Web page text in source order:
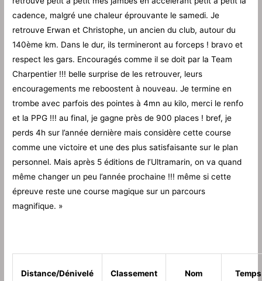
cadence, malgré une chaleur éprouvante le samedi. Je
retrouve Erwan et Christophe, un ancien du club, autour du
140ème km. Dans le dur, ils termineront au forceps ! bravo et
respect les gars. Encouragés comme il se doit par la Team
Charpentier !!! belle surprise de les retrouver, leurs
encouragements me reboostent à nouveau. Je termine en
trombe avec parfois des pointes à 4mn au kilo, merci le renfo
et la PPG !!! au final, je gagne près de 900 places ! bref, je
perds 4h sur l’année dernière mais considère cette course
comme une victoire et une des plus satisfaisante sur le plan
personnel. Mais après 5 éditions de l’Ultramarin, on va quand
même changer un peu l’année prochaine !!! même si cette
épreuve reste une course magique sur un parcours
magnifique. »
Distance/Dénivelé Classement Nom Temps